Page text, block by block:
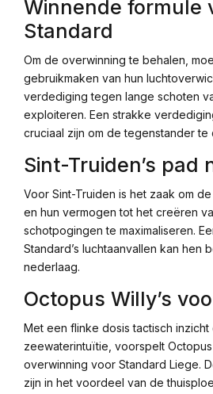
Winnende formule
Standard
Om de overwinning te behalen,
gebruikmaken van hun
verdediging tegen lange schoten
exploiteren. Een strakke
cruciaal zijn om de tegenstander te
Sint-Truiden’s pad
Voor Sint-Truiden is het zaak om
en hun vermogen tot het creëren
schotpogingen te maximaliseren.
Standard’s luchtaanvallen kan hen
nederlaag.
Octopus Willy’s
Met een flinke dosis tactisch inzicht
zeewaterintuïtie, voorspelt
overwinning voor Standard Liege.
zijn in het voordeel van de